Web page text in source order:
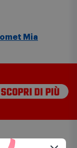
Mia